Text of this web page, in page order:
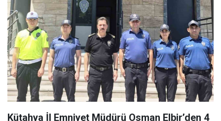
Kütahya İl Emniyet Müdürü Osman Elbir’den 4